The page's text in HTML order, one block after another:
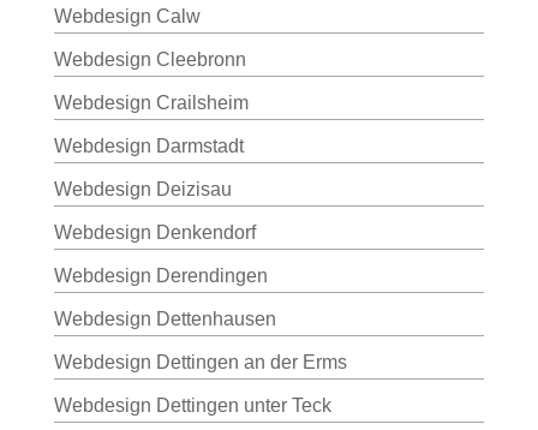
Webdesign Calw
Webdesign Cleebronn
Webdesign Crailsheim
Webdesign Darmstadt
Webdesign Deizisau
Webdesign Denkendorf
Webdesign Derendingen
Webdesign Dettenhausen
Webdesign Dettingen an der Erms
Webdesign Dettingen unter Teck